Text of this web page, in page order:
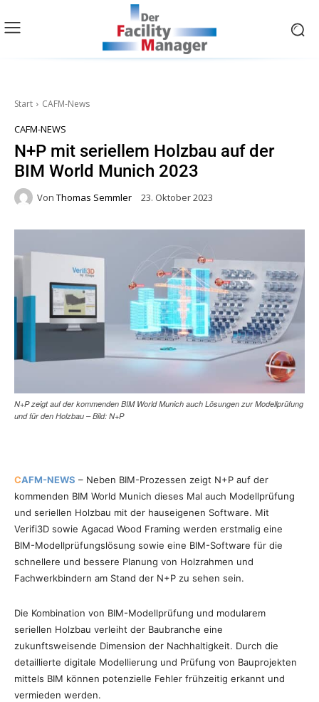
Start CAFM-News
CAFM-NEWS
N+P mit seriellem Holzbau auf der
BIM World Munich 2023
Von Thomas Semmler 23. Oktober 2023
N+P zeigt auf der kommenden BIM World Munich auch Lösungen zur Modellprüfung
und für den Holzbau – Bild: N+P
CAFM-NEWS – Neben BIM-Prozessen zeigt N+P auf der
kommenden BIM World Munich dieses Mal auch Modellprüfung
und seriellen Holzbau mit der hauseigenen Software. Mit
Verifi3D sowie Agacad Wood Framing werden erstmalig eine
BIM-Modellprüfungslösung sowie eine BIM-Software für die
schnellere und bessere Planung von Holzrahmen und
Fachwerkbindern am Stand der N+P zu sehen sein.
Die Kombination von BIM-Modellprüfung und modularem
seriellen Holzbau verleiht der Baubranche eine
zukunftsweisende Dimension der Nachhaltigkeit. Durch die
detaillierte digitale Modellierung und Prüfung von Bauprojekten
mittels BIM können potenzielle Fehler frühzeitig erkannt und
vermieden werden.